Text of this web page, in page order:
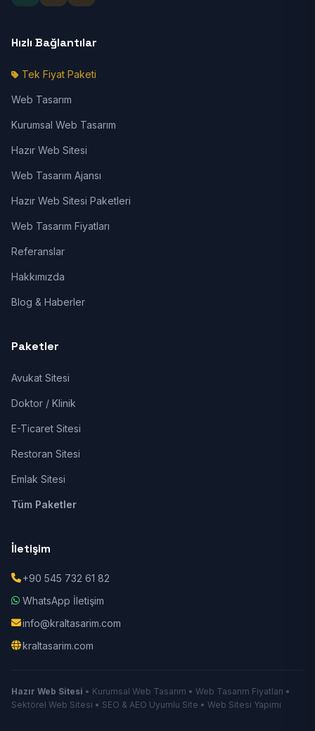
Hızlı Bağlantılar
Tek Fiyat Paketi
Web Tasarım
Kurumsal Web Tasarım
Hazır Web Sitesi
Web Tasarım Ajansı
Hazır Web Sitesi Paketleri
Web Tasarım Fiyatları
Referanslar
Hakkımızda
Blog & Haberler
Paketler
Avukat Sitesi
Doktor / Klinik
E-Ticaret Sitesi
Restoran Sitesi
Emlak Sitesi
Tüm Paketler
İletişim
+90 545 732 61 82
WhatsApp İletişim
info@kraltasarim.com
kraltasarim.com
Hazır Web Sitesi • Kurumsal Web Tasarım • Web Tasarım Fiyatları •
Sektörel Web Sitesi • SEO & AEO Uyumlu Site • Web Sitesi Yapımı